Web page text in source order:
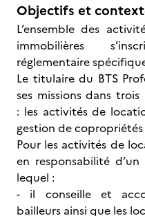
Objectifs et
L’ensemble des
immobilières
réglementaire
Le titulaire du BTS
ses missions dans
: les activités de
gestion de
Pour les activités de
en responsabilité
lequel :
- il conseille et
bailleurs ainsi que les